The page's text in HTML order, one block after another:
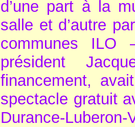
d’une part à la
salle et d’autre
communes
président
financement,
spectacle gratuit
Durance-Luberon-